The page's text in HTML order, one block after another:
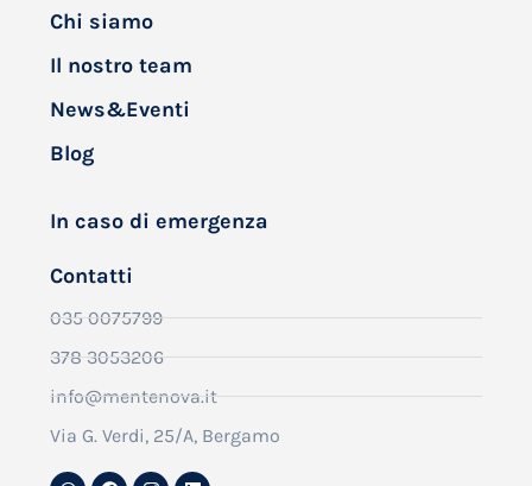
Chi siamo
Il nostro team
News&Eventi
Blog
In caso di emergenza
Contatti
035 0075799
378 3053206
info@mentenova.it
Via G. Verdi, 25/A, Bergamo